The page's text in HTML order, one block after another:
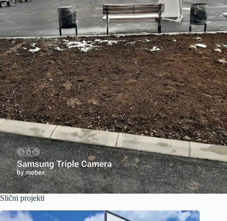
Slični projekti